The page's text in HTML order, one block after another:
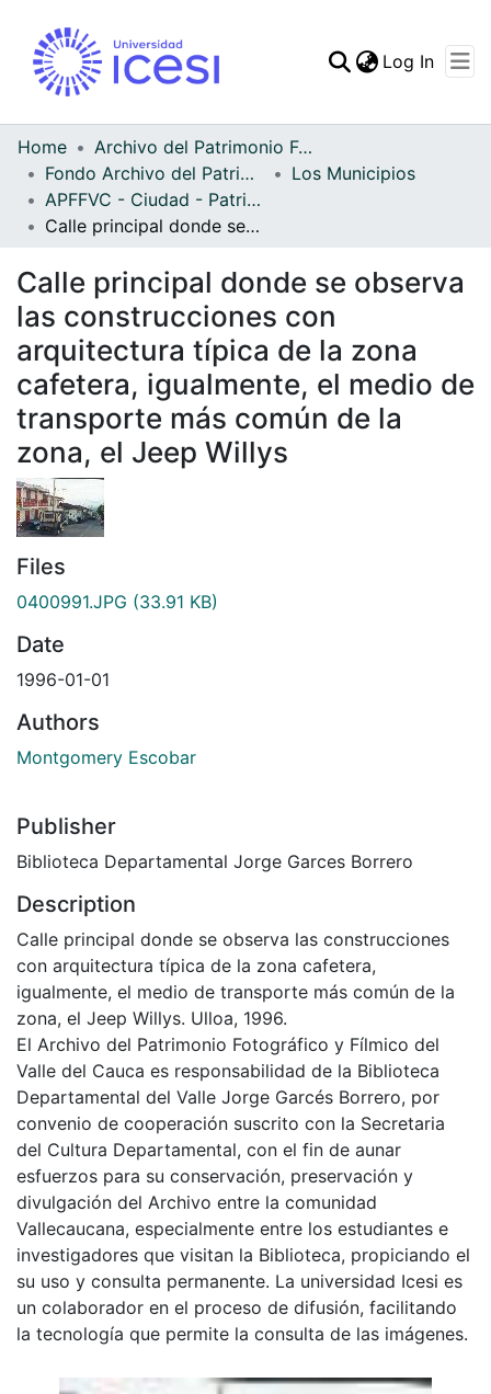
Statistics
Log In
Home
Archivo del Patrimonio Fotográfico y Fílmico del Valle del Cauca
Fondo Archivo del Patrimonio Fotográfico y Fílmico del Valle del Cauca
Los Municipios
APFFVC - Ciudad - Patrimonial
Calle principal donde se observa las construcciones con arquitectura típica de la zona cafetera, igualmente, el medio de transporte más común de la zona, el Jeep Willys
Calle principal donde se observa
las construcciones con
arquitectura típica de la zona
cafetera, igualmente, el medio de
transporte más común de la
zona, el Jeep Willys
Files
0400991.JPG (33.91 KB)
Date
1996-01-01
Authors
Montgomery Escobar
Publisher
Biblioteca Departamental Jorge Garces Borrero
Description
Calle principal donde se observa las construcciones
con arquitectura típica de la zona cafetera,
igualmente, el medio de transporte más común de la
zona, el Jeep Willys. Ulloa, 1996.
El Archivo del Patrimonio Fotográfico y Fílmico del
Valle del Cauca es responsabilidad de la Biblioteca
Departamental del Valle Jorge Garcés Borrero, por
convenio de cooperación suscrito con la Secretaria
del Cultura Departamental, con el fin de aunar
esfuerzos para su conservación, preservación y
divulgación del Archivo entre la comunidad
Vallecaucana, especialmente entre los estudiantes e
investigadores que visitan la Biblioteca, propiciando el
su uso y consulta permanente. La universidad Icesi es
un colaborador en el proceso de difusión, facilitando
la tecnología que permite la consulta de las imágenes.